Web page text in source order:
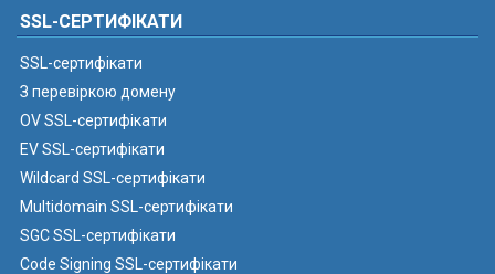
SSL-СЕРТИФІКАТИ
SSL-сертифікати
З перевіркою домену
OV SSL-сертифікати
EV SSL-сертифікати
Wildcard SSL-сертифікати
Multidomain SSL-сертифікати
SGC SSL-сертифікати
Code Signing SSL-сертифікати